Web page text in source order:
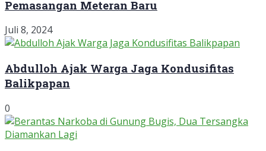
Pemasangan Meteran Baru
Juli 8, 2024
Abdulloh Ajak Warga Jaga Kondusifitas
Balikpapan
0